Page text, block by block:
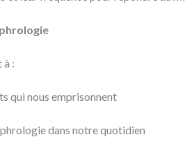
à :
qui nous emprisonnent
dans notre quotidien